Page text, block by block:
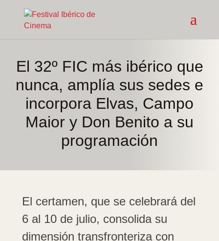
El 32º FIC más ibérico que
nunca, amplía sus sedes e
incorpora Elvas, Campo
Maior y Don Benito a su
programación
El certamen, que se celebrará del
6 al 10 de julio, consolida su
dimensión transfronteriza con